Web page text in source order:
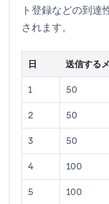
ト登録などの到達
されます。
日 送信する
1 50
2 50
3 50
4 100
5 100